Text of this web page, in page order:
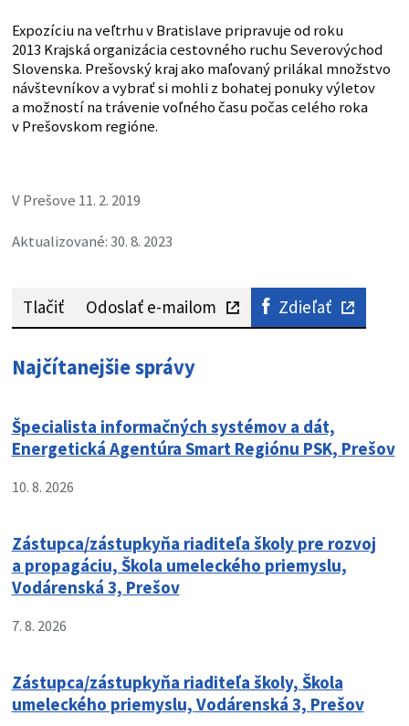
Expozíciu na veľtrhu v Bratislave pripravuje od roku
2013 Krajská organizácia cestovného ruchu Severovýchod
Slovenska. Prešovský kraj ako maľovaný prilákal množstvo
návštevníkov a vybrať si mohli z bohatej ponuky výletov
a možností na trávenie voľného času počas celého roka
v Prešovskom regióne.
V Prešove 11. 2. 2019
Aktualizované: 30. 8. 2023
Tlačiť Odoslať e-mailom Zdieľať
Najčítanejšie správy
Špecialista informačných systémov a dát,
Energetická Agentúra Smart Regiónu PSK, Prešov
10. 8. 2026
Zástupca/zástupkyňa riaditeľa školy pre rozvoj
a propagáciu, Škola umeleckého priemyslu,
Vodárenská 3, Prešov
7. 8. 2026
Zástupca/zástupkyňa riaditeľa školy, Škola
umeleckého priemyslu, Vodárenská 3, Prešov